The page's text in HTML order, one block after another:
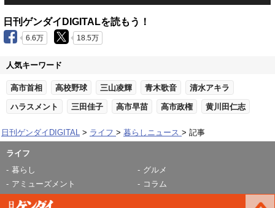
日刊ゲンダイDIGITALを読もう！
6.6万 18.5万
人気キーワード
高市首相 高校野球 三山凌輝 青木歌音 清水アキラ
ハラスメント 三田佳子 高市早苗 高市政権 黄川田仁志
日刊ゲンダイDIGITAL ライフ 暮らしニュース 記事
ライフ
暮らし
グルメ
アミューズメント
コラム